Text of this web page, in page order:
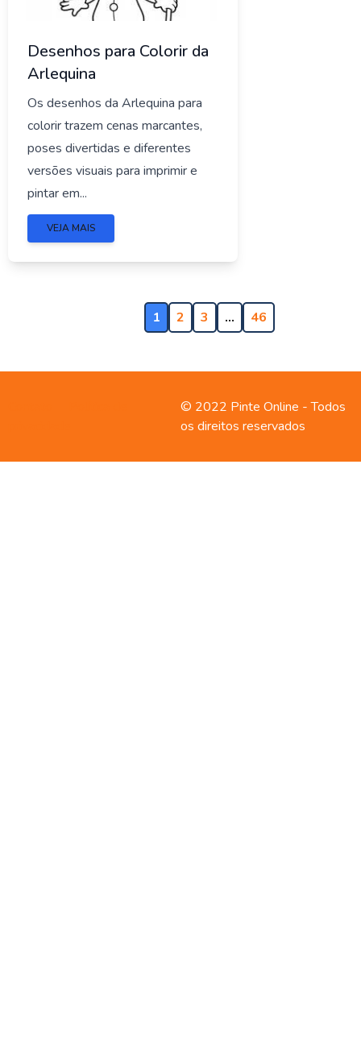
Desenhos para Colorir da
Arlequina
Os desenhos da Arlequina para
colorir trazem cenas marcantes,
poses divertidas e diferentes
versões visuais para imprimir e
pintar em...
VEJA MAIS
1 2 3 … 46
© 2022 Pinte Online - Todos
os direitos reservados